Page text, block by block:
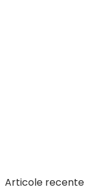
Articole recente